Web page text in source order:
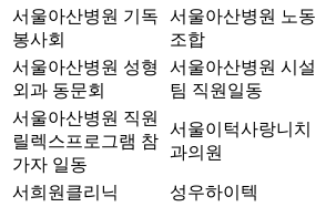
서울아산병원 기독
봉사회
서울아산병원 노동
조합
서울아산병원 성형
외과 동문회
서울아산병원 시설
팀 직원일동
서울아산병원 직원
릴렉스프로그램 참
가자 일동
서울이턱사랑니치
과의원
서희원클리닉 성우하이텍